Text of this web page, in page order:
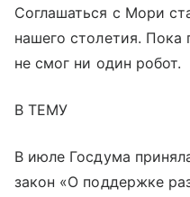
Соглашаться с Мори
нашего столетия. Пока
не смог ни один робот.
В ТЕМУ
В июле Госдума
закон «О поддержке